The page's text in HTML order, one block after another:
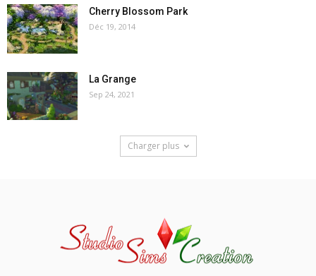
Cherry Blossom Park
Déc 19, 2014
La Grange
Sep 24, 2021
Charger plus